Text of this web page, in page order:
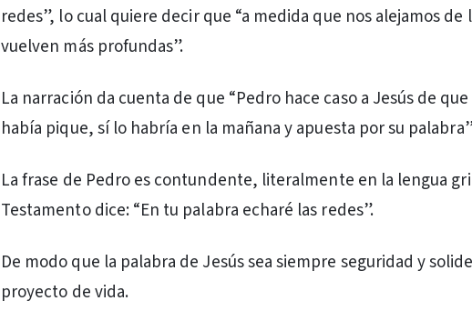
redes”, lo cual quiere decir que “a medida que nos alejamos de
vuelven más profundas”.
La narración da cuenta de que “Pedro hace caso a Jesús de
había pique, sí lo habría en la mañana y apuesta por su
La frase de Pedro es contundente, literalmente en la lengua
Testamento dice: “En tu palabra echaré las redes”.
De modo que la palabra de Jesús sea siempre seguridad y
proyecto de vida.